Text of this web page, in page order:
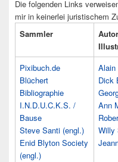
Die folgenden Links
mir in keinerlei juristischem
Sammler
Pixibuch.de
Blüchert
Bibliographie
I.N.D.U.C.K.S. /
Bause
Steve Santi (engl.)
Enid Blyton Society
(engl.)
Alain
Dick
Ann
Willy